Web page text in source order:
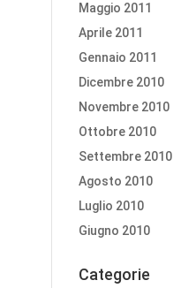
Maggio 2011
Aprile 2011
Gennaio 2011
Dicembre 2010
Novembre 2010
Ottobre 2010
Settembre 2010
Agosto 2010
Luglio 2010
Giugno 2010
Categorie